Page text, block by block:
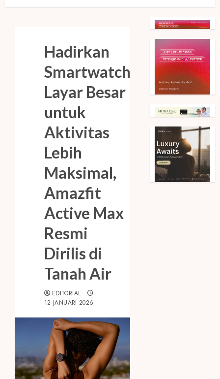
Hadirkan
Smartwatch
Layar Besar
untuk
Aktivitas
Lebih
Maksimal,
Amazfit
Active Max
Resmi
Dirilis di
Tanah Air
EDITORIAL
12 JANUARI 2026